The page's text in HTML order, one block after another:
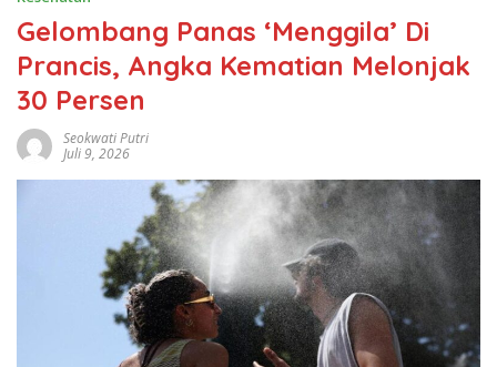
Gelombang Panas ‘Menggila’ Di
Prancis, Angka Kematian Melonjak
30 Persen
Seokwati Putri
Juli 9, 2026